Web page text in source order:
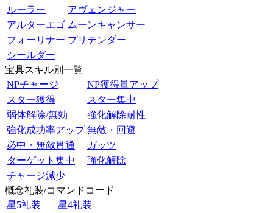
ルーラー
アヴェンジャー
アルターエゴ ムーンキャンサー
フォーリナー プリテンダー
シールダー
宝具スキル別一覧
NPチャージ
NP獲得量アップ
スター獲得
スター集中
弱体解除/無効
強化解除耐性
強化成功率アップ 無敵・回避
必中・無敵貫通
ガッツ
ターゲット集中
強化解除
チャージ減少
概念礼装/コマンドコード
星5礼装
星4礼装